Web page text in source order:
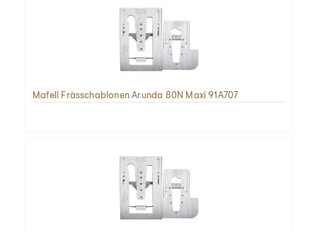
Mafell Frässchablonen Arunda 80N Maxi 91A707